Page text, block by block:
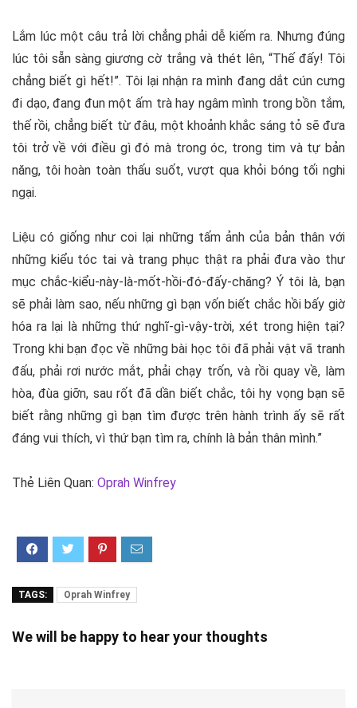
Lắm lúc một câu trả lời chẳng phải dễ kiếm ra. Nhưng đúng
lúc tôi sẵn sàng giương cờ trắng và thét lên, “Thế đấy! Tôi
chẳng biết gì hết!”. Tôi lại nhận ra mình đang dắt cún cưng
đi dạo, đang đun một ấm trà hay ngâm mình trong bồn tắm,
thế rồi, chẳng biết từ đâu, một khoảnh khắc sáng tỏ sẽ đưa
tôi trở về với điều gì đó mà trong óc, trong tim và tự bản
năng, tôi hoàn toàn thấu suốt, vượt qua khỏi bóng tối nghi
ngại.
Liệu có giống như coi lại những tấm ảnh của bản thân với
những kiểu tóc tai và trang phục thật ra phải đưa vào thư
mục chắc-kiểu-này-là-mốt-hồi-đó-đấy-chăng? Ý tôi là, bạn
sẽ phải làm sao, nếu những gì bạn vốn biết chắc hồi bấy giờ
hóa ra lại là những thứ nghĩ-gì-vậy-trời, xét trong hiện tại?
Trong khi bạn đọc về những bài học tôi đã phải vật vã tranh
đấu, phải rơi nước mắt, phải chạy trốn, và rồi quay về, làm
hòa, đùa giỡn, sau rốt đã dần biết chắc, tôi hy vọng bạn sẽ
biết rằng những gì bạn tìm được trên hành trình ấy sẽ rất
đáng vui thích, vì thứ bạn tìm ra, chính là bản thân mình.”
Thẻ Liên Quan: Oprah Winfrey
TAGS: Oprah Winfrey
We will be happy to hear your thoughts